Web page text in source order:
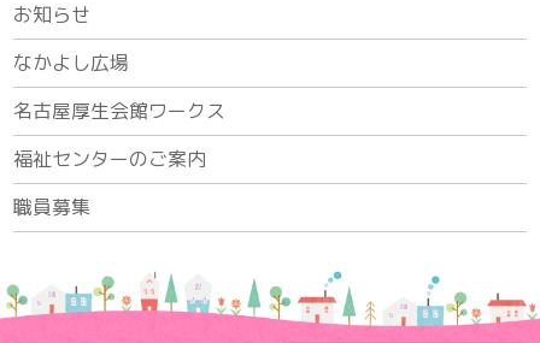
お知らせ
なかよし広場
名古屋厚生会館ワークス
福祉センターのご案内
職員募集